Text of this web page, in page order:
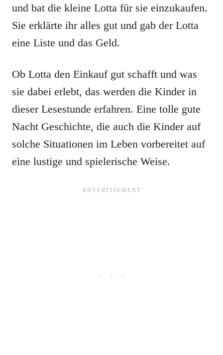
und bat die kleine Lotta für sie einzukaufen.
Sie erklärte ihr alles gut und gab der Lotta
eine Liste und das Geld.
Ob Lotta den Einkauf gut schafft und was
sie dabei erlebt, das werden die Kinder in
dieser Lesestunde erfahren. Eine tolle gute
Nacht Geschichte, die auch die Kinder auf
solche Situationen im Leben vorbereitet auf
eine lustige und spielerische Weise.